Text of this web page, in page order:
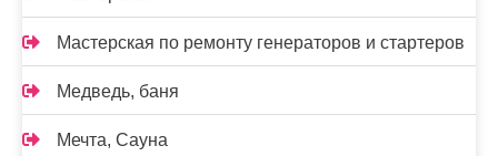
Мастерская по ремонту генераторов и стартеров
Медведь, баня
Мечта, Сауна